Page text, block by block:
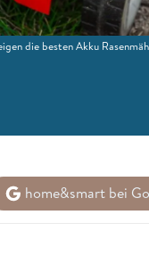
die besten Akku
home&smart bei